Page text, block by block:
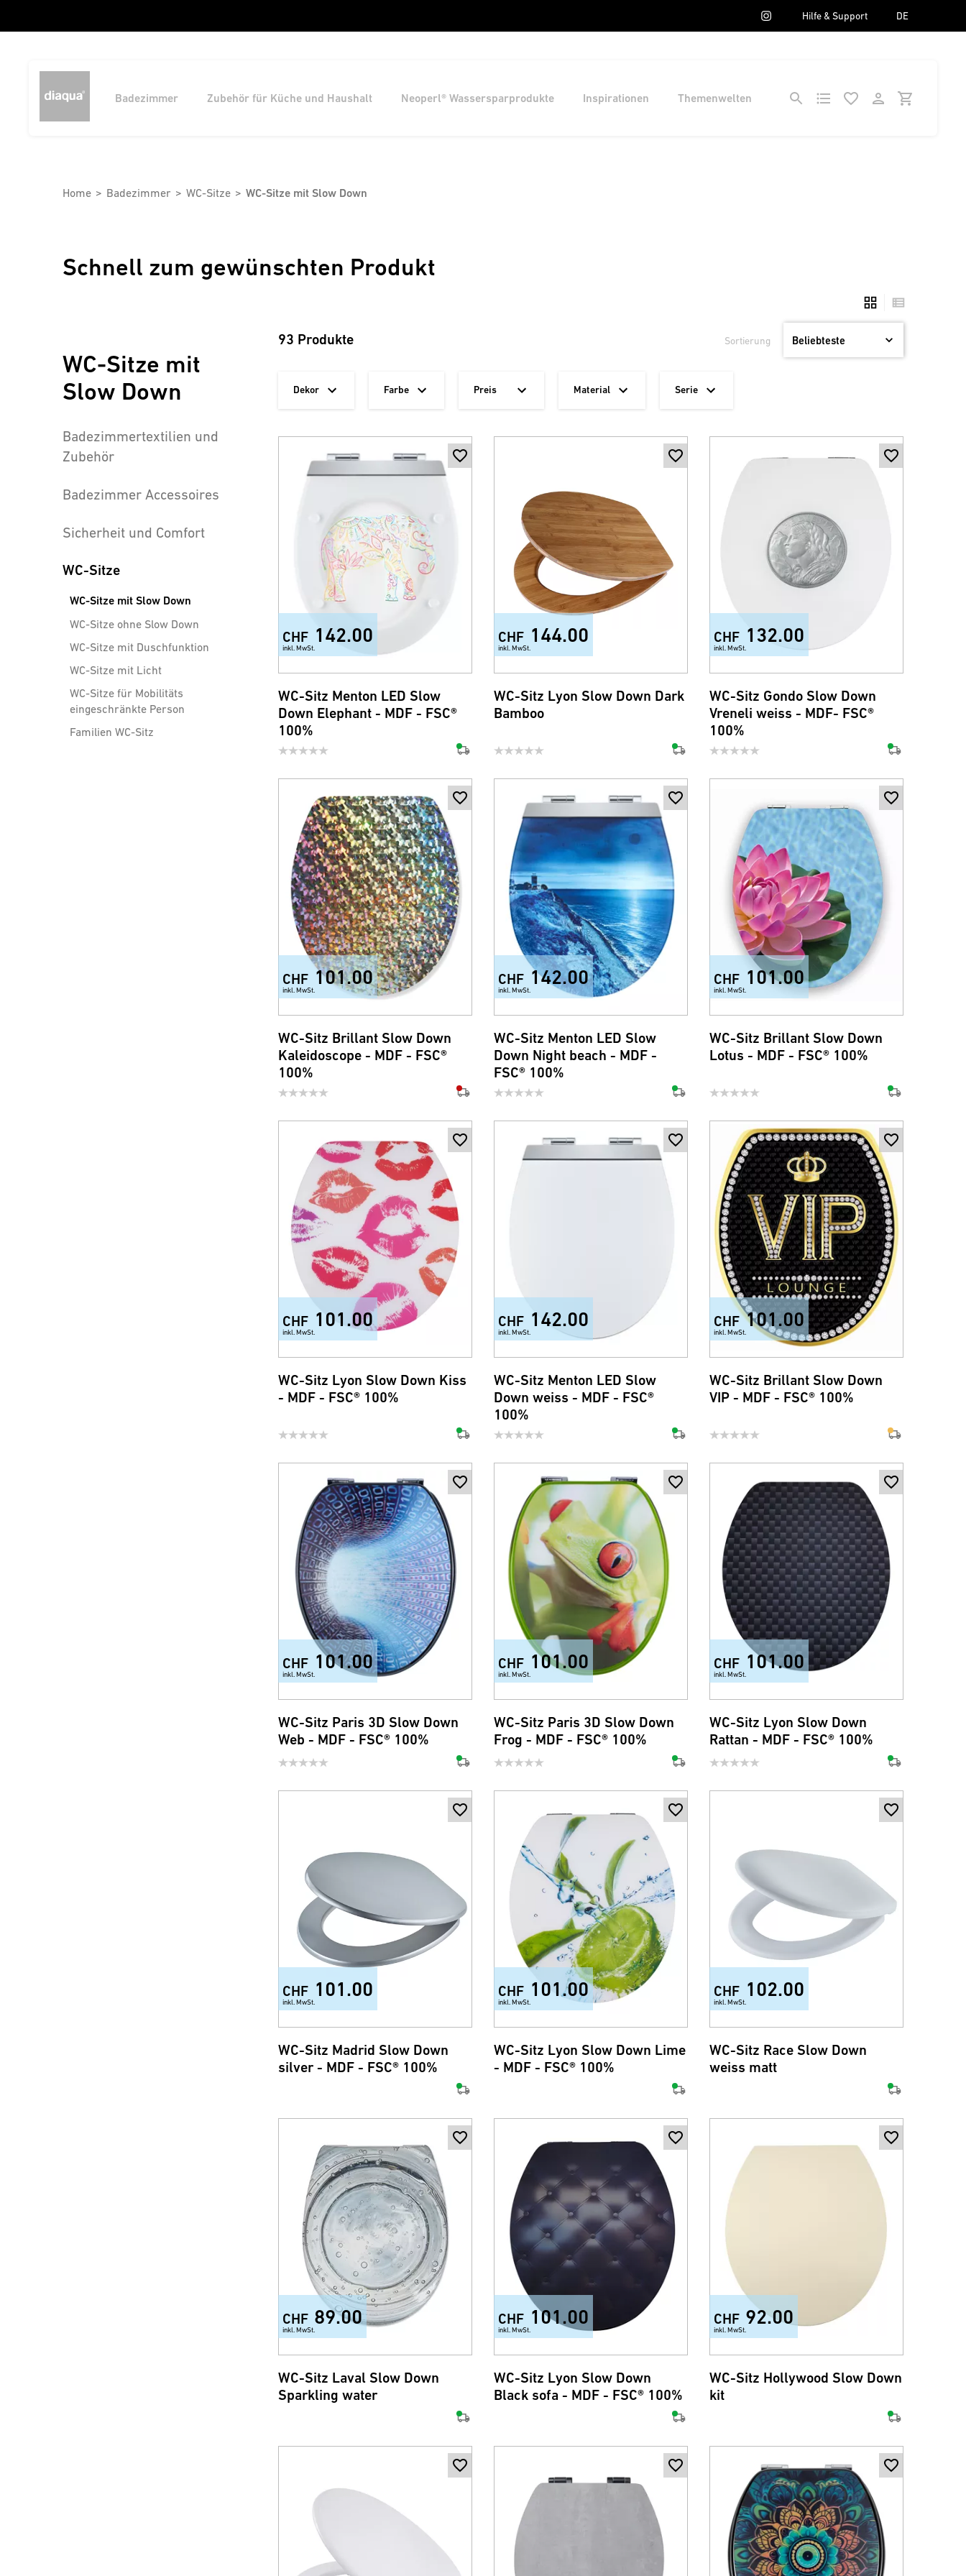
Hilfe & Support DE
Badezimmer Zubehör für Küche und Haushalt Neoperl® Wassersparprodukte Inspirationen Themenwelten
Home Badezimmer WC-Sitze WC-Sitze mit Slow Down
Schnell zum gewünschten Produkt
WC-Sitze mit
Slow Down
Badezimmertextilien und
Zubehör
Badezimmer Accessoires
Sicherheit und Comfort
WC-Sitze
WC-Sitze mit Slow Down
WC-Sitze ohne Slow Down
WC-Sitze mit Duschfunktion
WC-Sitze mit Licht
WC-Sitze für Mobilitäts
eingeschränkte Person
Familien WC-Sitz
93 Produkte Sortierung
Dekor Farbe Preis Material Serie
CHF 142.00
inkl. MwSt.
WC-Sitz Menton LED Slow
Down Elephant - MDF - FSC®
100%
CHF 144.00
inkl. MwSt.
WC-Sitz Lyon Slow Down Dark
Bamboo
CHF 132.00
inkl. MwSt.
WC-Sitz Gondo Slow Down
Vreneli weiss - MDF- FSC®
100%
CHF 101.00
inkl. MwSt.
WC-Sitz Brillant Slow Down
Kaleidoscope - MDF - FSC®
100%
CHF 142.00
inkl. MwSt.
WC-Sitz Menton LED Slow
Down Night beach - MDF -
FSC® 100%
CHF 101.00
inkl. MwSt.
WC-Sitz Brillant Slow Down
Lotus - MDF - FSC® 100%
CHF 101.00
inkl. MwSt.
WC-Sitz Lyon Slow Down Kiss
- MDF - FSC® 100%
CHF 142.00
inkl. MwSt.
WC-Sitz Menton LED Slow
Down weiss - MDF - FSC®
100%
CHF 101.00
inkl. MwSt.
WC-Sitz Brillant Slow Down
VIP - MDF - FSC® 100%
CHF 101.00
inkl. MwSt.
WC-Sitz Paris 3D Slow Down
Web - MDF - FSC® 100%
CHF 101.00
inkl. MwSt.
WC-Sitz Paris 3D Slow Down
Frog - MDF - FSC® 100%
CHF 101.00
inkl. MwSt.
WC-Sitz Lyon Slow Down
Rattan - MDF - FSC® 100%
CHF 101.00
inkl. MwSt.
WC-Sitz Madrid Slow Down
silver - MDF - FSC® 100%
CHF 101.00
inkl. MwSt.
WC-Sitz Lyon Slow Down Lime
- MDF - FSC® 100%
CHF 102.00
inkl. MwSt.
WC-Sitz Race Slow Down
weiss matt
CHF 89.00
inkl. MwSt.
WC-Sitz Laval Slow Down
Sparkling water
CHF 101.00
inkl. MwSt.
WC-Sitz Lyon Slow Down
Black sofa - MDF - FSC® 100%
+7
CHF 92.00
inkl. MwSt.
WC-Sitz Hollywood Slow Down
kit